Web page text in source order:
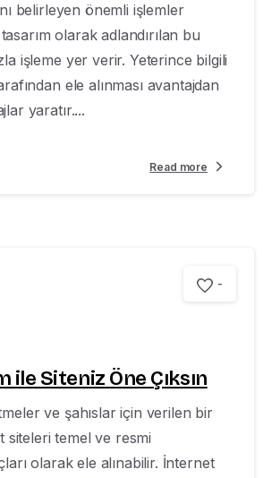
belirleyen önemli işlemler
olarak adlandırılan bu
işleme yer verir. Yeterince bilgili
ele alınması avantajdan
yaratır....
Read more
-
ile Siteniz Öne Çıksın
ve şahıslar için verilen bir
siteleri temel ve resmi
olarak ele alınabilir. İnternet